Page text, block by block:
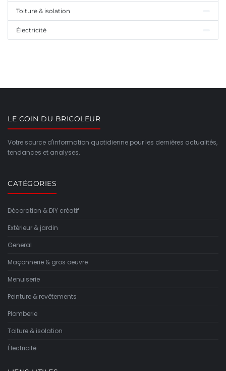
Toiture & isolation
Électricité
LE COIN DU BRICOLEUR
Votre source d'information quotidienne pour les dernières actualités,
tendances et analyses.
CATÉGORIES
Décoration & DIY créatif
Extérieur & jardin
General
Maçonnerie & gros oeuvre
Menuiserie
Peinture & revêtements
Plomberie
Toiture & isolation
Électricité